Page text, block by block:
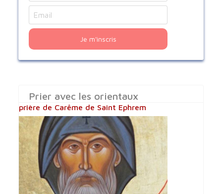
Je m'inscris
Prier avec les orientaux
prière de Carême de Saint Ephrem